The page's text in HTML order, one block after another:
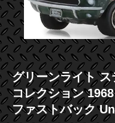
グリーンライト
コレクション
ファストバック